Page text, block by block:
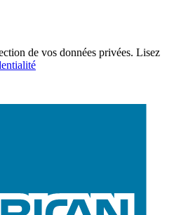
de vos données privées. Lisez